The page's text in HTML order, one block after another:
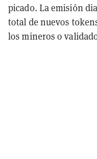
picado. La emisión
total de nuevos
los mineros o